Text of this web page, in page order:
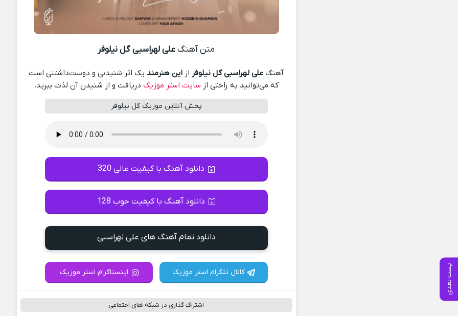
پست بعدی
متن آهنگعلی لهراسبی گل نیلوفر
آهنگ علی لهراسبی گل نیلوفر از این هنرمندیک اثر شنیدنی و دوست‌داشتنی است
که می‌توانید به راحتی از سایت استر موزیک دریافت و از شنیدن آن لذت ببرید.
پخش آنلاین موزیک گل نیلوفر
دانلود آهنگ با کیفیت عالی 320
دانلود آهنگ با کیفیت خوب 128
دانلود تمام آهنگ های علی لهراسبی
کانال تلگرام استر موزیک اینستاگرام استر موزیک
اشتراک گذاری در شبکه های اجتماعی